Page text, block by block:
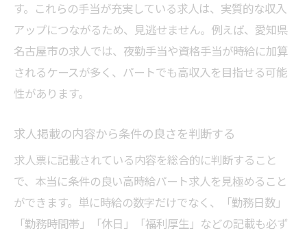
す。これらの手当が充実している求人は、実質的な収入
アップにつながるため、見逃せません。例えば、愛知県
名古屋市の求人では、夜勤手当や資格手当が時給に加算
されるケースが多く、パートでも高収入を目指せる可能
性があります。
求人掲載の内容から条件の良さを判断する
求人票に記載されている内容を総合的に判断すること
で、本当に条件の良い高時給パート求人を見極めること
ができます。単に時給の数字だけでなく、「勤務日数」
「勤務時間帯」「休日」「福利厚生」などの記載も必ず